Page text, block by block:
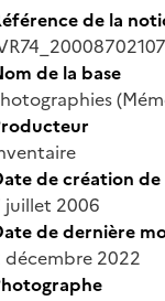
de la
de la base
de création
juillet 2006
de dernière
décembre 2022